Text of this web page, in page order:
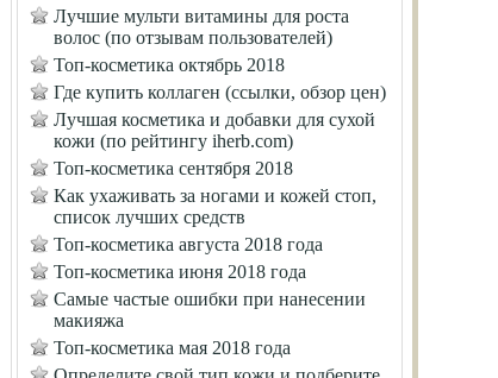
Лучшие мульти витамины для роста
волос (по отзывам пользователей)
Топ-косметика октябрь 2018
Где купить коллаген (ссылки, обзор цен)
Лучшая косметика и добавки для сухой
кожи (по рейтингу iherb.com)
Топ-косметика сентября 2018
Как ухаживать за ногами и кожей стоп,
список лучших средств
Топ-косметика августа 2018 года
Топ-косметика июня 2018 года
Самые частые ошибки при нанесении
макияжа
Топ-косметика мая 2018 года